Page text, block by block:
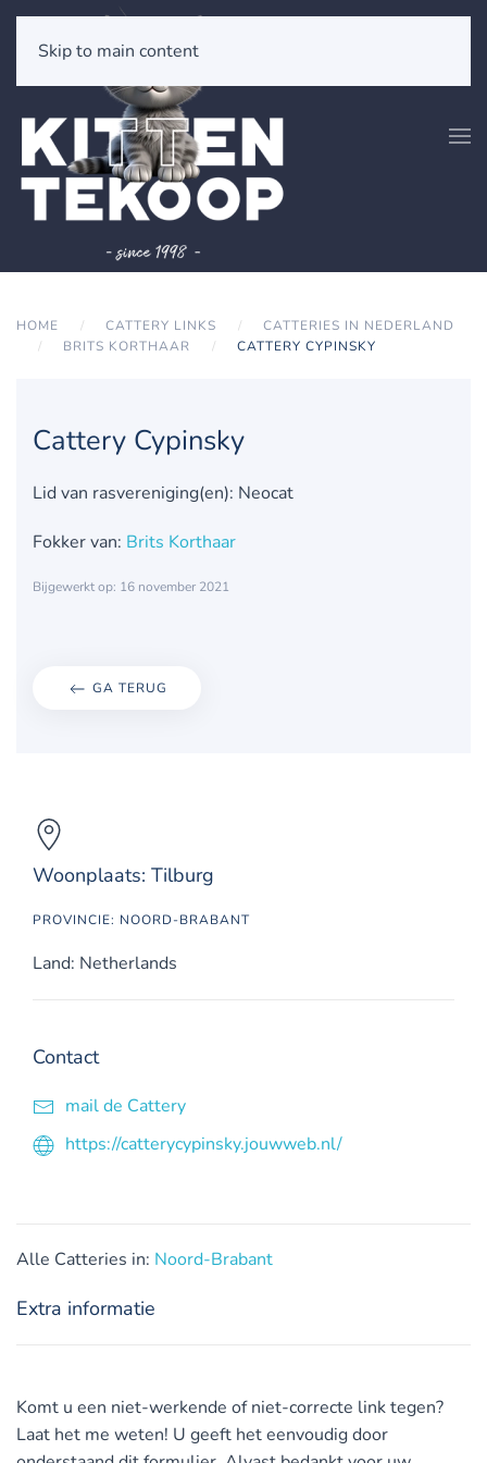
Skip to main content
HOME CATTERY LINKS
CATTERIES IN NEDERLAND
BRITS KORTHAAR
CATTERY CYPINSKY
Cattery Cypinsky
Lid van rasvereniging(en): Neocat
Fokker van: Brits Korthaar
Bijgewerkt op: 16 november 2021
GA TERUG
Woonplaats: Tilburg
PROVINCIE: NOORD-BRABANT
Land: Netherlands
Contact
mail de Cattery
https://catterycypinsky.jouwweb.nl/
Alle Catteries in: Noord-Brabant
Extra informatie
Komt u een niet-werkende of niet-correcte link tegen?
Laat het me weten! U geeft het eenvoudig door